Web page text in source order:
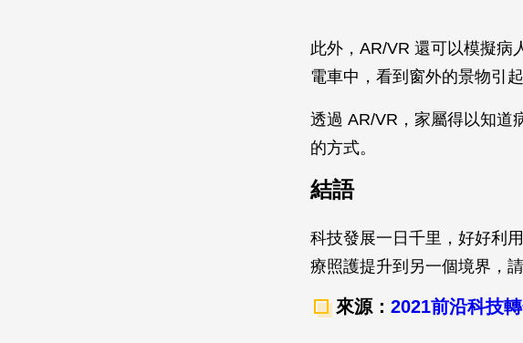
此外，AR/VR 還可以模擬病
電車中，看到窗外的景物引
透過 AR/VR，家屬得以知道
的方式。
結語
科技發展一日千里，好好利
療照護提升到另一個境界，
來源： 2021前沿科技